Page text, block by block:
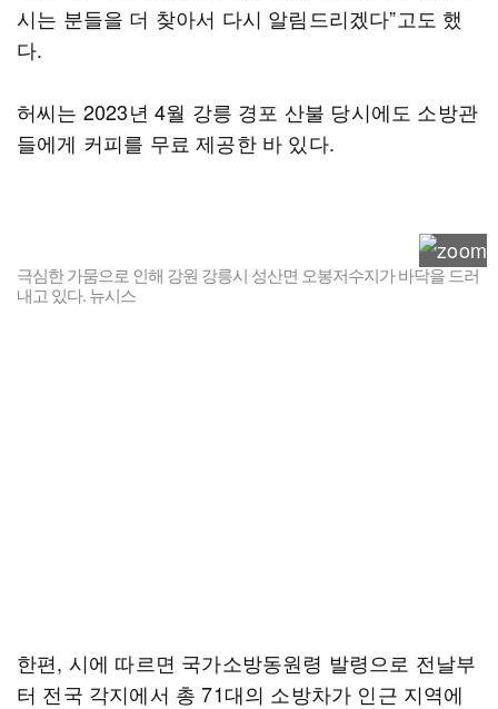
시는 분들을 더 찾아서 다시 알림드리겠다”고도 했
다.
허씨는 2023년 4월 강릉 경포 산불 당시에도 소방관
들에게 커피를 무료 제공한 바 있다.
극심한 가뭄으로 인해 강원 강릉시 성산면 오봉저수지가 바닥을 드러
내고 있다. 뉴시스
한편, 시에 따르면 국가소방동원령 발령으로 전날부
터 전국 각지에서 총 71대의 소방차가 인근 지역에